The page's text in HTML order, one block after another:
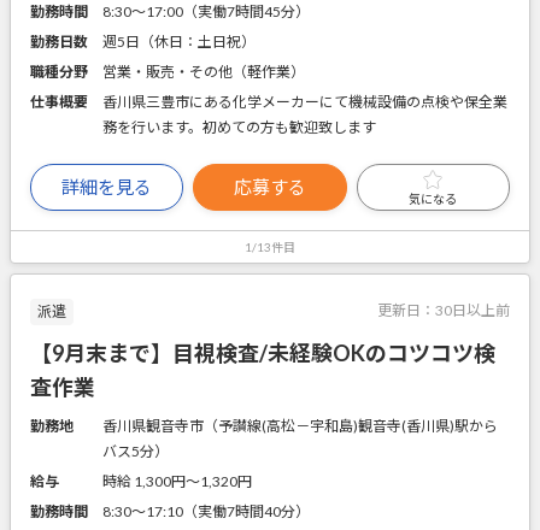
勤務時間
8:30～17:00（実働7時間45分）
勤務日数
週5日（休日：土日祝）
職種分野
営業・販売・その他（軽作業）
仕事概要
香川県三豊市にある化学メーカーにて機械設備の点検や保全業
務を行います。初めての方も歓迎致します
詳細を見る 応募する
気になる
1/13件目
派遣 更新日： 30日以上前
【9月末まで】目視検査/未経験OKのコツコツ検
査作業
勤務地
香川県観音寺市（予讃線(高松－宇和島)観音寺(香川県)駅から
バス5分）
給与
時給 1,300円〜1,320円
勤務時間
8:30～17:10（実働7時間40分）